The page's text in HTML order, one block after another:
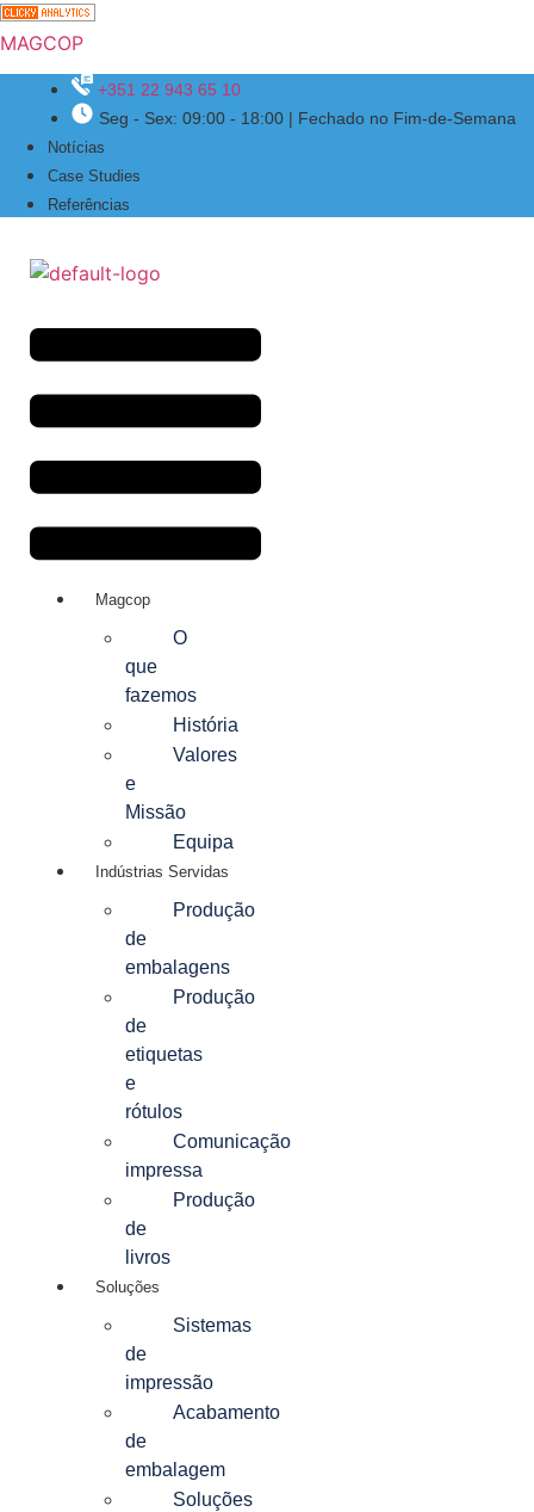
MAGCOP
+351 22 943 65 10
Seg - Sex: 09:00 - 18:00 | Fechado no Fim-de-Semana
Menu
Notícias
Case Studies
Referências
Menu
Magcop
O
que
fazemos
História
Valores
e
Missão
Equipa
Indústrias Servidas
Produção
de
embalagens
Produção
de
etiquetas
e
rótulos
Comunicação
impressa
Produção
de
livros
Soluções
Sistemas
de
impressão
Acabamento
de
embalagem
Soluções